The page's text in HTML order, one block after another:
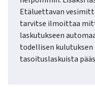
Etäluettavan
tarvitse ilmoittaa
laskutukseen
todellisen kulutuksen
tasoituslaskuista